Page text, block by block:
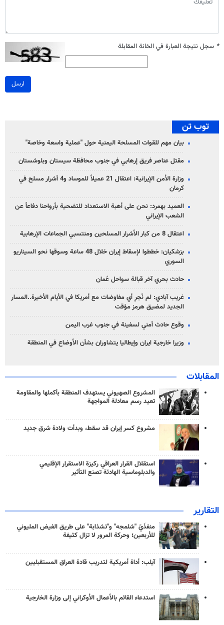
* سجل نتيجة العبارة في الخانة المقابلة
ارسل
توب تن
بيان مهم للقوات المسلحة اليمنية حول "عملية واسعة وخاصة"
مقتل عناصر فريق إرهابي في جنوب محافظة سيستان وبلوشستان
وزارة الأمن الإيرانية: اعتقال 21 عميلاً للموساد و4 أشرار مسلح في
كرمان
العميد بهمرد: نحن على أهبة الاستعداد للتضحية بأرواحنا دفاعاً عن
الشعب الإيراني
اعتقال 8 من كبار الأشرار المسلحين ومنتسبي الجماعات الإرهابية
بزشكيان: خططوا لإسقاط إيران خلال 48 ساعة وسوقها نحو السيناريو
السوري
حادث بحري آخر قبالة سواحل عُمان
غريب آبادي: لم نُجرِ أي مفاوضات مع أمريكا في الأيام الأخيرة..المسار
الجديد لمضيق هرمز مؤقت
وقوع حادث أمني لسفينة في جنوب غرب اليمن
وزيرا خارجية ايران وإيطاليا يتشاوران بشأن الأوضاع في المنطقة
المقابلات
المشروع الصهيوني يستهدف المنطقة بأكملها والمقاومة
تعيد رسم معادلة المواجهة
مشروع كسر إيران قد سقط، وبدأت ولادة شرق جديد
استقلال القرار العراقي ركيزة الاستقرار الإقليمي
والدبلوماسية الهادئة تصنع التأثير
التقارير
منفذَيّ "شلمجه" و"تشذابة" على طريق الفيض المليوني
للأربعين؛ وحركة المرور لا تزال كثيفة
آيلب: أداة أمريكية لتدريب قادة العراق المستقبليين
استدعاء القائم بالأعمال الأوكراني إلى وزارة الخارجية